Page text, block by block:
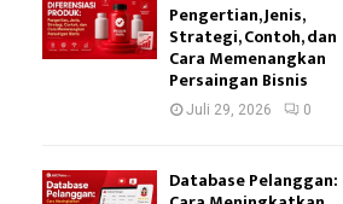
Pengertian, Jenis,
Strategi, Contoh, dan
Cara Memenangkan
Persaingan Bisnis
Juli 29, 2026 0
Database Pelanggan: